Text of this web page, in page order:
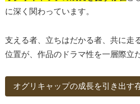
に深く関わっています。
支える者、立ちはだかる者、共に走
位置が、作品のドラマ性を一層際立
オグリキャップの成長を引き出す